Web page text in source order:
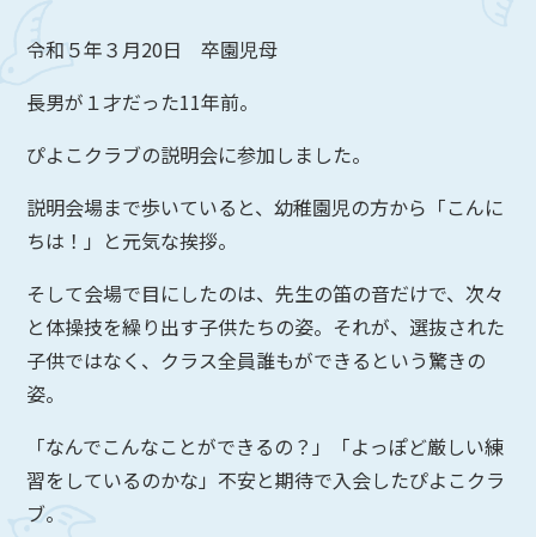
令和５年３月20日 卒園児母
長男が１才だった11年前。
ぴよこクラブの説明会に参加しました。
説明会場まで歩いていると、幼稚園児の方から「こんに
ちは！」と元気な挨拶。
そして会場で目にしたのは、先生の笛の音だけで、次々
と体操技を繰り出す子供たちの姿。それが、選抜された
子供ではなく、クラス全員誰もができるという驚きの
姿。
「なんでこんなことができるの？」「よっぽど厳しい練
習をしているのかな」不安と期待で入会したぴよこクラ
ブ。